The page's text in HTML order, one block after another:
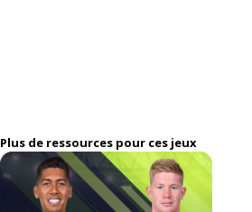
Plus de ressources pour ces jeux